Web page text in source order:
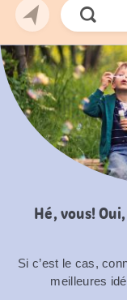
Chercher
Hé, vous!
Si c’est le cas,
meilleures